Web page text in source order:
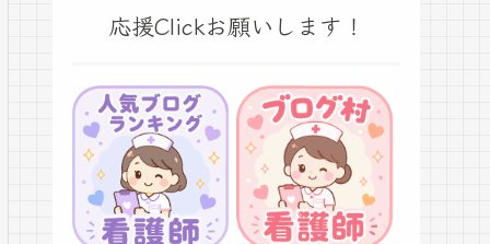
応援Clickお願いします！